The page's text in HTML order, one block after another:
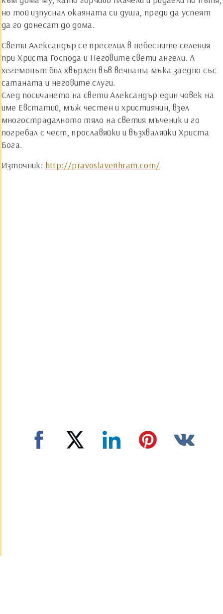
но той изпуснал окаяната си душа, преди да успеят
да го донесат до дома.
Свети Александър се преселил в небесните селения
при Христа Господа и Неговите свети ангели. А
хегемонът бил хвърлен във вечната мъка заедно със
сатаната и неговите слуги.
След посичането на свети Александър един човек на
име Евстатий, мъж честен и християнин, взел
многострадалното тяло на светия мъченик и го
погребал с чест, прославяйки и възхваляйки Христа
Бога.
Източник: http://pravoslavenhram.com/